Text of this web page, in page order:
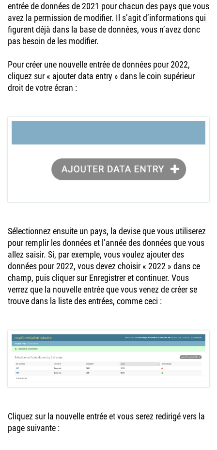
entrée de données de 2021 pour chacun des pays que vous
avez la permission de modifier. Il s’agit d’informations qui
figurent déjà dans la base de données, vous n’avez donc
pas besoin de les modifier.
Pour créer une nouvelle entrée de données pour 2022,
cliquez sur « ajouter data entry » dans le coin supérieur
droit de votre écran :
Sélectionnez ensuite un pays, la devise que vous utiliserez
pour remplir les données et l’année des données que vous
allez saisir. Si, par exemple, vous voulez ajouter des
données pour 2022, vous devez choisir « 2022 » dans ce
champ, puis cliquer sur Enregistrer et continuer. Vous
verrez que la nouvelle entrée que vous venez de créer se
trouve dans la liste des entrées, comme ceci :
Cliquez sur la nouvelle entrée et vous serez redirigé vers la
page suivante :